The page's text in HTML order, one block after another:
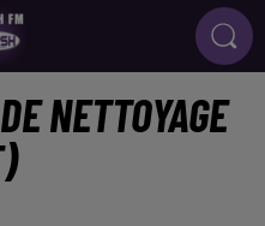
NETTOYAGE